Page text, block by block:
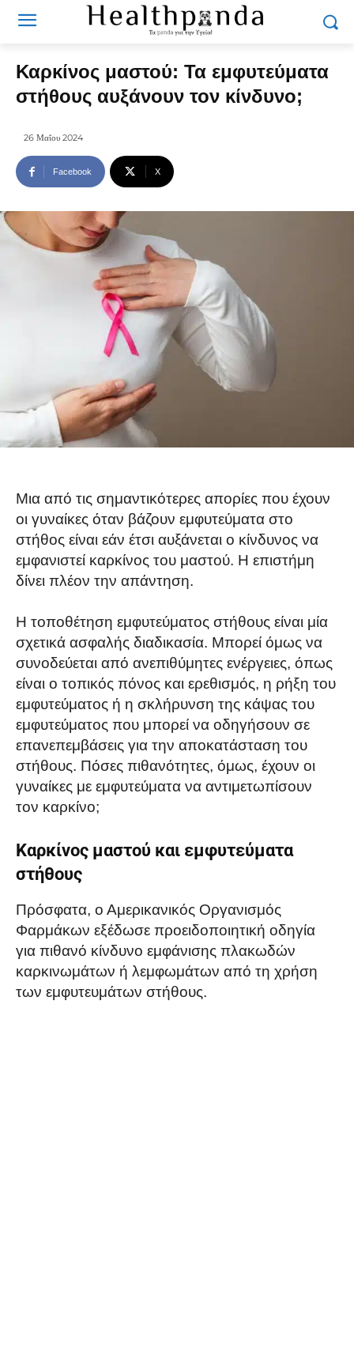
Καρκίνος μαστού: Τα εμφυτεύματα
στήθους αυξάνουν τον κίνδυνο;
26 Μαΐου 2024
Facebook X
Μια από τις σημαντικότερες απορίες που έχουν
οι γυναίκες όταν βάζουν εμφυτεύματα στο
στήθος είναι εάν έτσι αυξάνεται ο κίνδυνος να
εμφανιστεί καρκίνος του μαστού. Η επιστήμη
δίνει πλέον την απάντηση.
Η τοποθέτηση εμφυτεύματος στήθους είναι μία
σχετικά ασφαλής διαδικασία. Μπορεί όμως να
συνοδεύεται από ανεπιθύμητες ενέργειες, όπως
είναι ο τοπικός πόνος και ερεθισμός, η ρήξη του
εμφυτεύματος ή η σκλήρυνση της κάψας του
εμφυτεύματος που μπορεί να οδηγήσουν σε
επανεπεμβάσεις για την αποκατάσταση του
στήθους. Πόσες πιθανότητες, όμως, έχουν οι
γυναίκες με εμφυτεύματα να αντιμετωπίσουν
τον καρκίνο;
Καρκίνος μαστού και εμφυτεύματα
στήθους
Πρόσφατα, ο Αμερικανικός Οργανισμός
Φαρμάκων εξέδωσε προειδοποιητική οδηγία
για πιθανό κίνδυνο εμφάνισης πλακωδών
καρκινωμάτων ή λεμφωμάτων από τη χρήση
των εμφυτευμάτων στήθους.